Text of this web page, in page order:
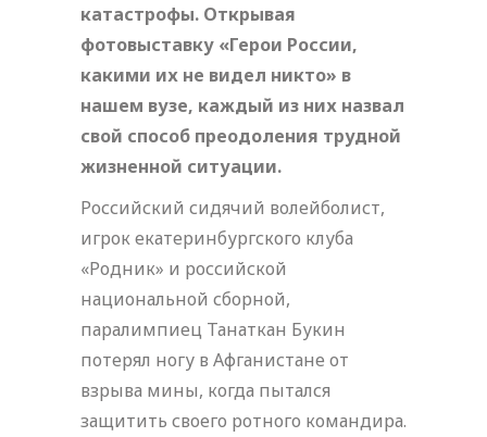
катастрофы. Открывая
фотовыставку «Герои России,
какими их не видел никто» в
нашем вузе, каждый из них назвал
свой способ преодоления трудной
жизненной ситуации.
Российский сидячий волейболист,
игрок екатеринбургского клуба
«Родник» и российской
национальной сборной,
паралимпиец Танаткан Букин
потерял ногу в Афганистане от
взрыва мины, когда пытался
защитить своего ротного командира.